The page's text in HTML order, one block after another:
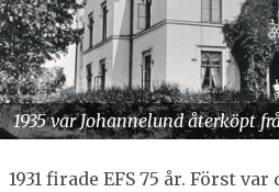
1935 var Johannelund återköpt
1931 firade EFS 75 år. Först var